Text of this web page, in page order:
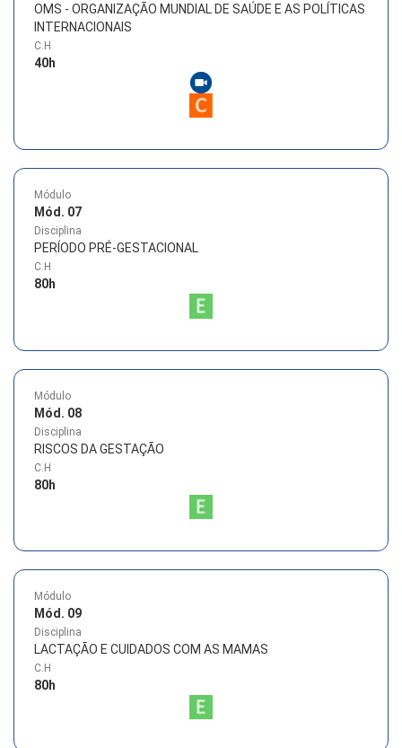
OMS - ORGANIZAÇÃO MUNDIAL DE SAÚDE E AS POLÍTICAS
INTERNACIONAIS
C.H
40h
Módulo
Mód. 07
Disciplina
PERÍODO PRÉ-GESTACIONAL
C.H
80h
Módulo
Mód. 08
Disciplina
RISCOS DA GESTAÇÃO
C.H
80h
Módulo
Mód. 09
Disciplina
LACTAÇÃO E CUIDADOS COM AS MAMAS
C.H
80h